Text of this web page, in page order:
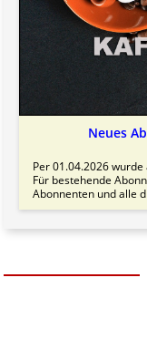
Neues
Per 01.04.2026
Für bestehende
Abonnenten und alle